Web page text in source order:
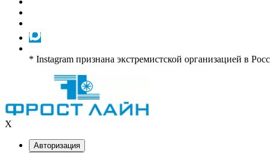
* Instagram признана экстремистской организацией в
X
Авторизация